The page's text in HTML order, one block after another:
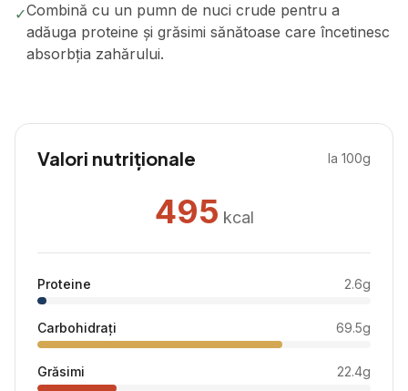
✓Combină cu un pumn de nuci crude pentru a
adăuga proteine și grăsimi sănătoase care încetinesc
absorbția zahărului.
Valori nutriționale la 100g
495 kcal
Proteine 2.6g
Carbohidrați 69.5g
Grăsimi 22.4g